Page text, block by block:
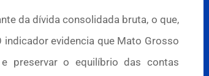
da dívida consolidada bruta, o que,
evidencia que Mato Grosso
preservar o equilíbrio das contas